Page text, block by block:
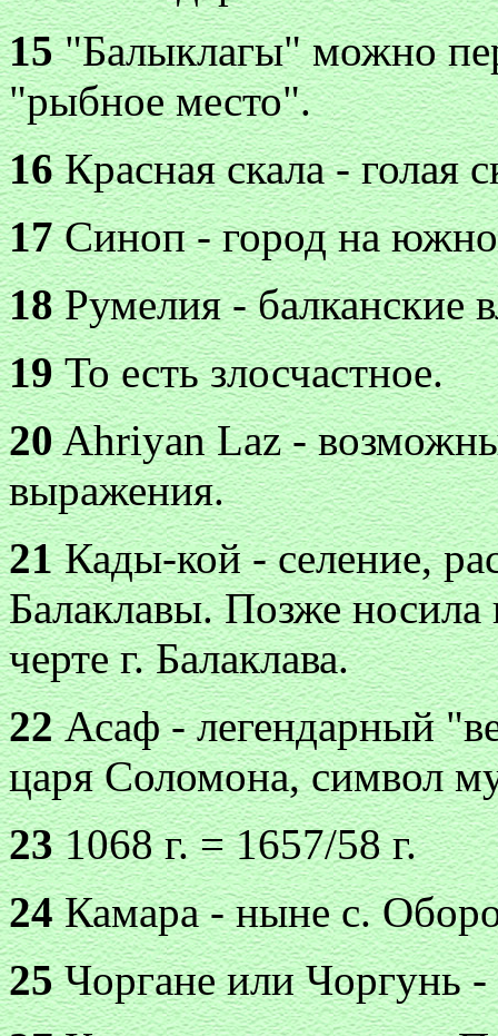
15"Балыклагы" можно
"рыбное место".
16Красная скала - голая
17Синоп - город на
18Румелия - балканские
19То есть злосчастное.
20Ahriyan Laz -
выражения.
21Кады-кой - селение,
Балаклавы. Позже носила
черте г. Балаклава.
22Асаф - легендарный
царя Соломона, символ
231068 г. = 1657/58 г.
24Камара - ныне с.
25Чоргане или Чоргунь -